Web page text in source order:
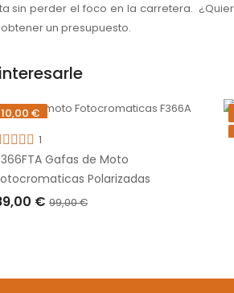
perder el foco en la carretera.
un presupuesto.
€
1
Gafas de Moto
Polarizadas
€ 99,00 €